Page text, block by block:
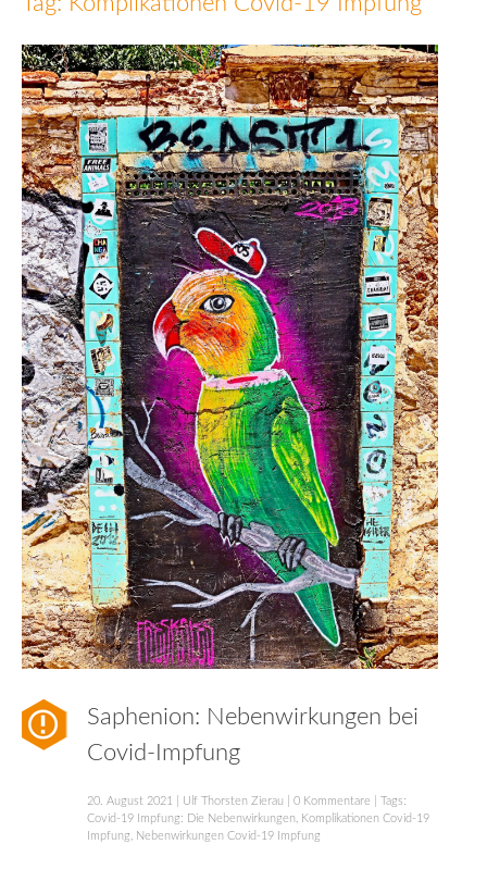
Saphenion: Nebenwirkungen bei
Covid-Impfung
20. August 2021 Ulf Thorsten Zierau 0 Kommentare | Tags:
Covid-19 Impfung: Die Nebenwirkungen
Komplikationen Covid-19
Impfung
Nebenwirkungen Covid-19 Impfung